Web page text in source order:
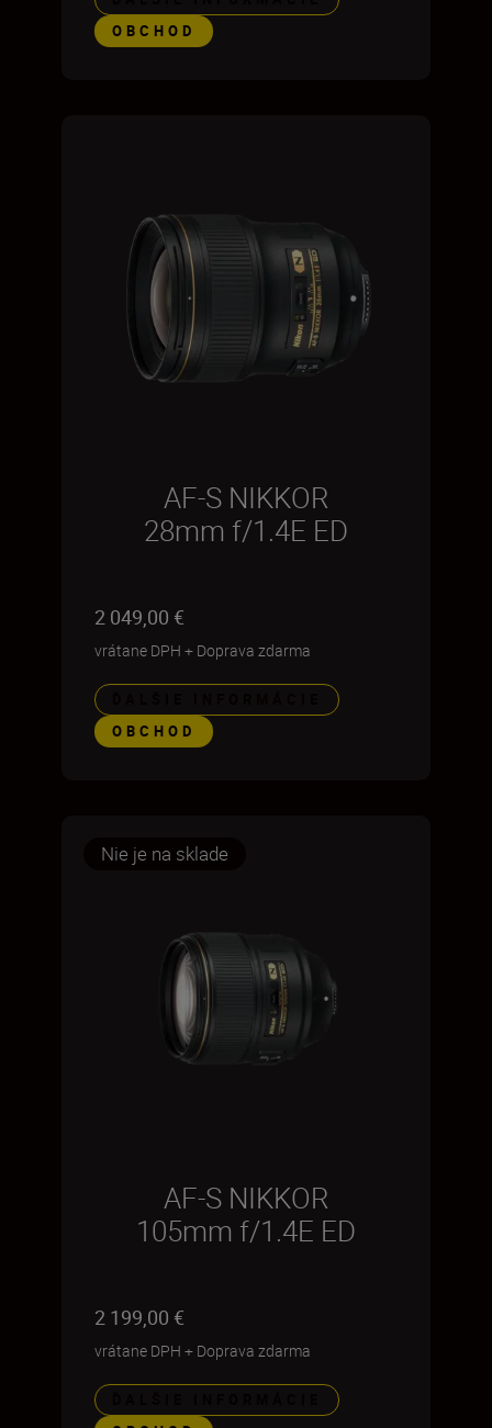
OBCHOD
AF-S NIKKOR
28mm f/1.4E ED
2 049,00 €
vrátane DPH + Doprava zdarma
OBCHOD
Nie je na sklade
AF-S NIKKOR
105mm f/1.4E ED
2 199,00 €
vrátane DPH + Doprava zdarma